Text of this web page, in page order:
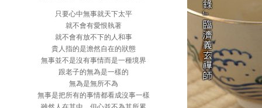
只要心中無事就天下太平
就不會有愛恨執著
就不會有放不下的人和事
貴人指的是澹然自在的狀態
無事並不是沒有事情而是一種境界
跟老子的無為是一樣的
無為是無所不為
無事是把所有的事情都看成沒事一樣